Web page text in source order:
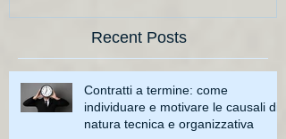
Recent Posts
Contratti a termine: come
individuare e motivare le causali di
natura tecnica e organizzativa